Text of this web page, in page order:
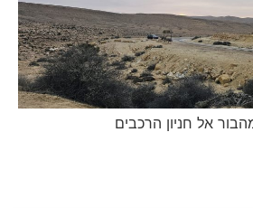
אל חניון הרכבים